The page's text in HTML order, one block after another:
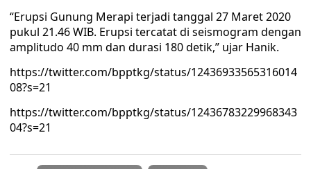
“Erupsi Gunung Merapi terjadi tanggal 27 Maret 2020
pukul 21.46 WIB. Erupsi tercatat di seismogram dengan
amplitudo 40 mm dan durasi 180 detik,” ujar Hanik.
https://twitter.com/bpptkg/status/12436933565316014
08?s=21
https://twitter.com/bpptkg/status/12436783229968343
04?s=21